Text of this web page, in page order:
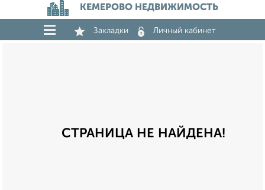
КЕМЕРОВО НЕДВИЖИМОСТЬ
Закладки Личный кабинет
СТРАНИЦА НЕ НАЙДЕНА!